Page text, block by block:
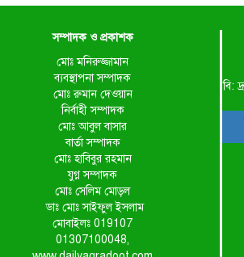
সম্পাদক ও প্রকাশক
মোঃ মনিরুজ্জামান
ব্যবস্থাপনা সম্পাদক
মোঃ রুমান দেওয়ান
নির্বাহী সম্পাদক
মোঃ আবুল বাসার
বার্তা সম্পাদক
মোঃ হাবিবুর রহমান
যুগ্ন সম্পাদক
মোঃ সেলিম মোড়ল
মোঃ সাইফুল ইসলাম
মোবাইলঃ 019107
01307100048,
বি: